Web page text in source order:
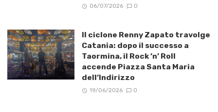
06/07/2026 0
Il ciclone Renny Zapato travolge
Catania: dopo il successo a
Taormina, il Rock ’n’ Roll
accende Piazza Santa Maria
dell’Indirizzo
19/06/2026 0